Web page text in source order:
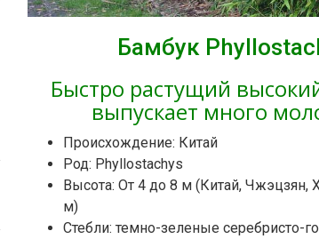
Бамбук
Быстро растущий
выпускает много
Происхождение: Китай
Род: Phyllostachys
Высота: От 4 до 8 м (Китай, Чжэцзян,
м)
Стебли: темно-зеленые серебристо-